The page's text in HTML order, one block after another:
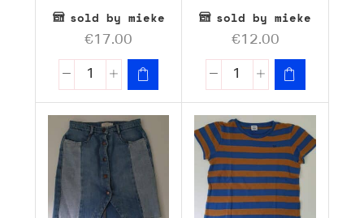
sold by mieke
€17.00
sold by mieke
€12.00